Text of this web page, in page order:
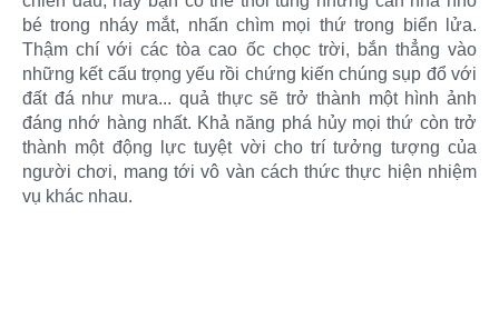
bé trong nháy mắt, nhấn chìm mọi thứ trong biển lửa.
Thậm chí với các tòa cao ốc chọc trời, bắn thẳng vào
những kết cấu trọng yếu rồi chứng kiến chúng sụp đổ với
đất đá như mưa... quả thực sẽ trở thành một hình ảnh
đáng nhớ hàng nhất. Khả năng phá hủy mọi thứ còn trở
thành một động lực tuyệt vời cho trí tưởng tượng của
người chơi, mang tới vô vàn cách thức thực hiện nhiệm
vụ khác nhau.